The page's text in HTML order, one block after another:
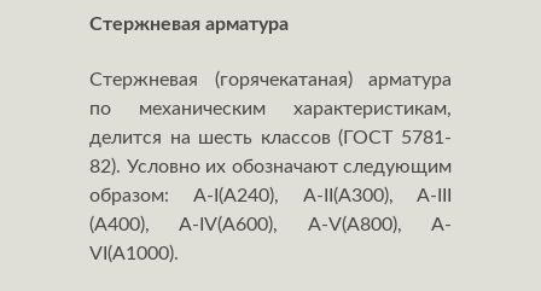
Стержневая арматура
Стержневая (горячекатаная) арматура
по механическим характеристикам,
делится на шесть классов (ГОСТ 5781-
82). Условно их обозначают следующим
образом: A-I(А240), А-II(А300), A-III
(А400), A-IV(А600), A-V(А800), A-
VI(А1000).